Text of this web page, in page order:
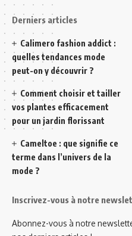
Derniers articles
Calimero fashion addict :
quelles tendances mode
peut-on y découvrir ?
Comment choisir et tailler
vos plantes efficacement
pour un jardin florissant
Cameltoe : que signifie ce
terme dans l’univers de la
mode ?
Inscrivez-vous à notre
Abonnez-vous à notre